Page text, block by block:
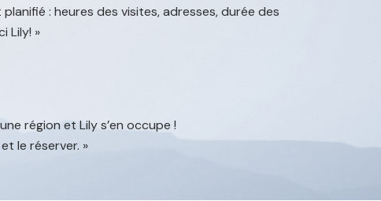
: heures des visites, adresses, durée des
Lily! »
région et Lily s’en occupe !
le réserver. »